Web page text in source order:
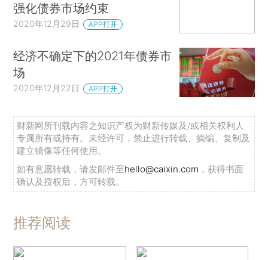
强化债券市场约束
2020年12月29日 APP打开
经济不确定下的2021年债券市
场
2020年12月22日 APP打开
财新网所刊载内容之知识产权为财新传媒及/或相关权利人
专属所有或持有。未经许可，禁止进行转载、摘编、复制及
建立镜像等任何使用。
如有意愿转载，请发邮件至hello@caixin.com ，获得书面
确认及授权后，方可转载。
推荐阅读